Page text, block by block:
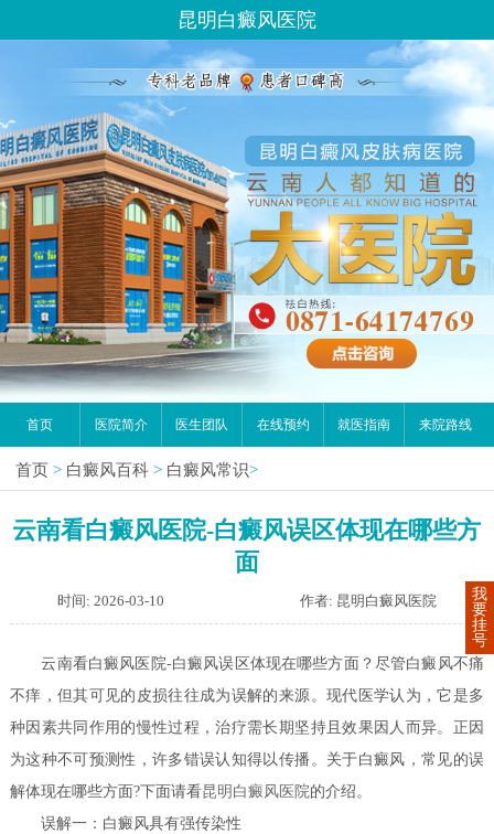
昆明白癜风医院
首页 医院简介 医生团队 在线预约 就医指南 来院路线
首页 > 白癜风百科 > 白癜风常识>
云南看白癜风医院-白癜风误区体现在哪些方
面
时间: 2026-03-10 作者: 昆明白癜风医院
云南看白癜风医院-白癜风误区体现在哪些方面？尽管白癜风不痛
不痒，但其可见的皮损往往成为误解的来源。现代医学认为，它是多
种因素共同作用的慢性过程，治疗需长期坚持且效果因人而异。正因
为这种不可预测性，许多错误认知得以传播。关于白癜风，常见的误
解体现在哪些方面?下面请看昆明白癜风医院的介绍。
误解一：白癜风具有强传染性
我
要
挂
号